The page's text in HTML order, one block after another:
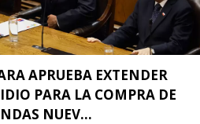
APRUEBA EXTENDER
PARA LA COMPRA DE
NUEV...